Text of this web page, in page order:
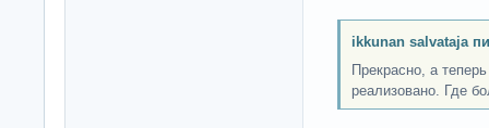
ikkunan salvataja
Прекрасно, а
реализовано. Где